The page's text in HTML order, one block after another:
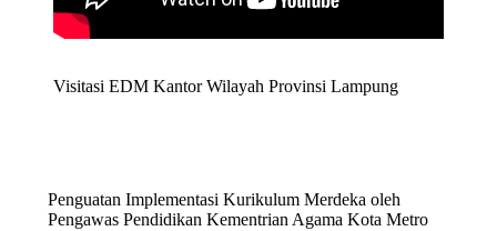
Visitasi EDM Kantor Wilayah Provinsi Lampung
Penguatan Implementasi Kurikulum Merdeka oleh
Pengawas Pendidikan Kementrian Agama Kota Metro